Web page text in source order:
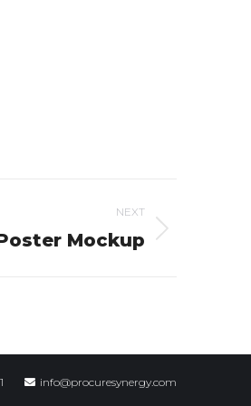
NEXT
Mockup
info@procuresynergy.com